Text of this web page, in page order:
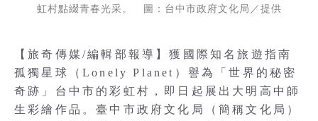
虹村點綴青春光采。 圖：台中市政府文化局／提供
【旅奇傳媒/編輯部報導】獲國際知名旅遊指南
孤獨星球（Lonely Planet）譽為「世界的秘密
奇跡」台中市的彩虹村，即日起展出大明高中師
生彩繪作品。臺中市政府文化局（簡稱文化局）